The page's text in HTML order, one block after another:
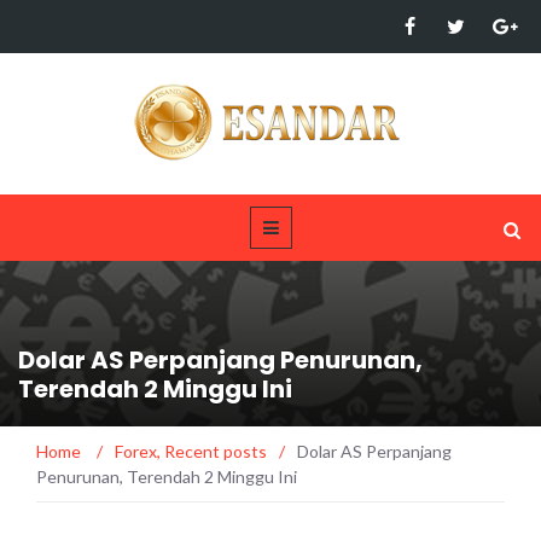
Dolar AS Perpanjang Penurunan,
Terendah 2 Minggu Ini
Home / Forex, Recent posts / Dolar AS Perpanjang
Penurunan, Terendah 2 Minggu Ini